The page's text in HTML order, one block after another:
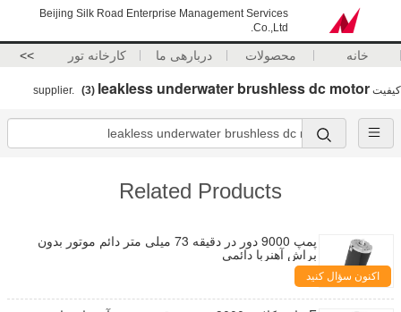
Beijing Silk Road Enterprise Management Services
Co.,Ltd.
خانه محصولات دربارهی ما کارخانه تور >>
کیفیت leakless underwater brushless dc motor
(3)
Related Products
پمپ 9000 دور در دقیقه 73 میلی متر دائم موتور بدون
براش آهنربا دائمی
اکنون سؤال کنید